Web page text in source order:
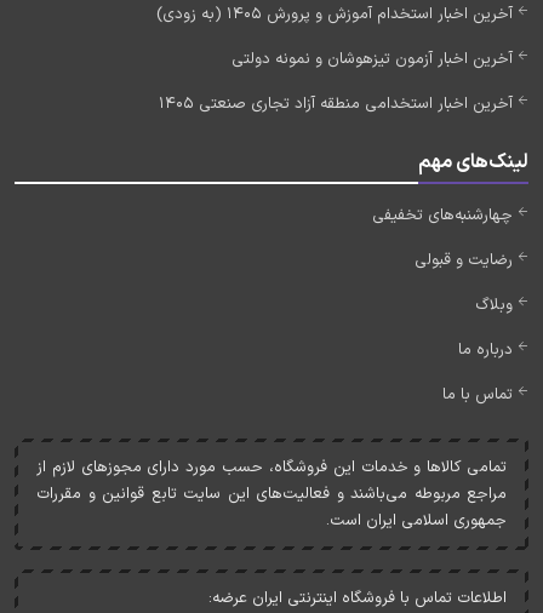
آخرین اخبار استخدام آموزش و پرورش 1405 (به زودی)
آخرین اخبار آزمون تیزهوشان و نمونه دولتی
آخرین اخبار استخدامی منطقه آزاد تجاری صنعتی 1405
لینک‌های مهم
چهارشنبه‌های تخفیفی
رضایت و قبولی
وبلاگ
درباره ما
تماس با ما
تمامی کالاها و خدمات اين فروشگاه، حسب مورد دارای مجوزهای لازم از
مراجع مربوطه می‌باشند و فعاليت‌های اين سايت تابع قوانين و مقررات
جمهوری اسلامی ايران است.
اطلاعات تماس با فروشگاه اینترنتی ایران عرضه: